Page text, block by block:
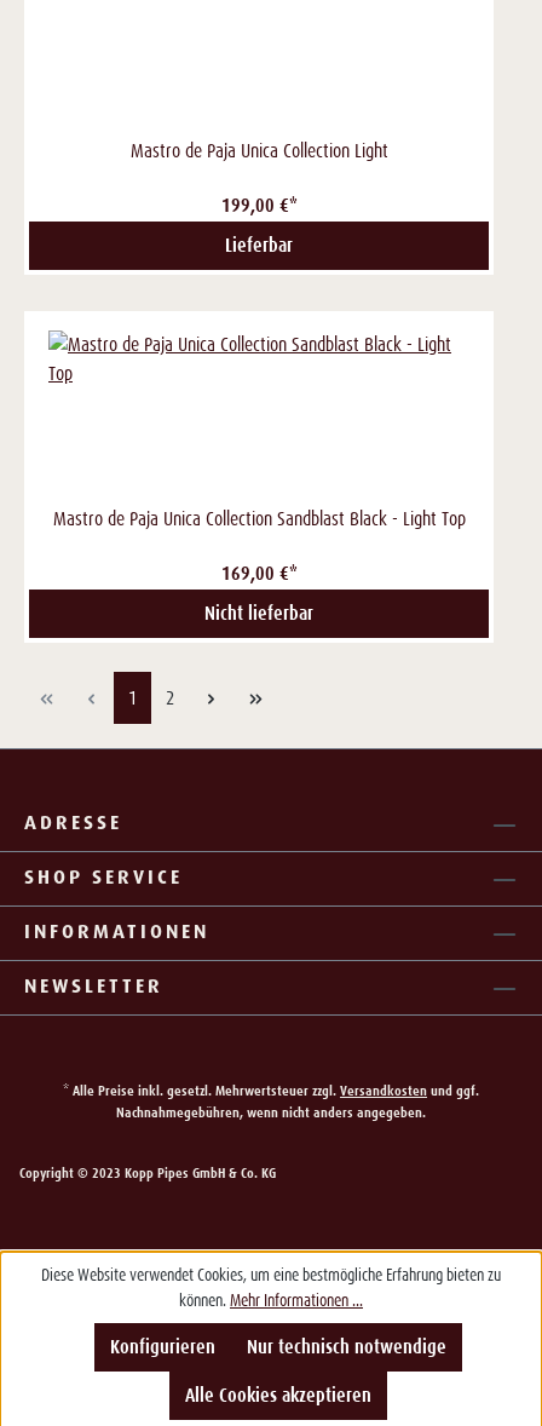
Mastro de Paja Unica Collection Light
199,00 €*
Lieferbar
Mastro de Paja Unica Collection Sandblast Black - Light Top
169,00 €*
Nicht lieferbar
Seite
1 Seite
2
ADRESSE
SHOP SERVICE
INFORMATIONEN
NEWSLETTER
* Alle Preise inkl. gesetzl. Mehrwertsteuer zzgl. Versandkosten und ggf.
Nachnahmegebühren, wenn nicht anders angegeben.
Copyright © 2023 Kopp Pipes GmbH & Co. KG
Diese Website verwendet Cookies, um eine bestmögliche Erfahrung bieten zu
können.Mehr Informationen ...
Nur technisch notwendige
Konfigurieren
Alle Cookies akzeptieren